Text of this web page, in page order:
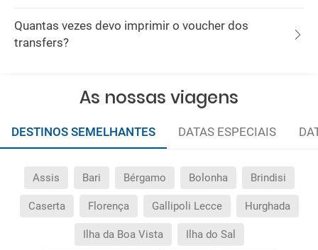
Quantas vezes devo imprimir o voucher dos
transfers?
As nossas viagens
DESTINOS SEMELHANTES DATAS ESPECIAIS
Assis Bari Bérgamo Bolonha Brindisi
Caserta Florença Gallipoli Lecce Hurghada
Ilha da Boa Vista Ilha do Sal